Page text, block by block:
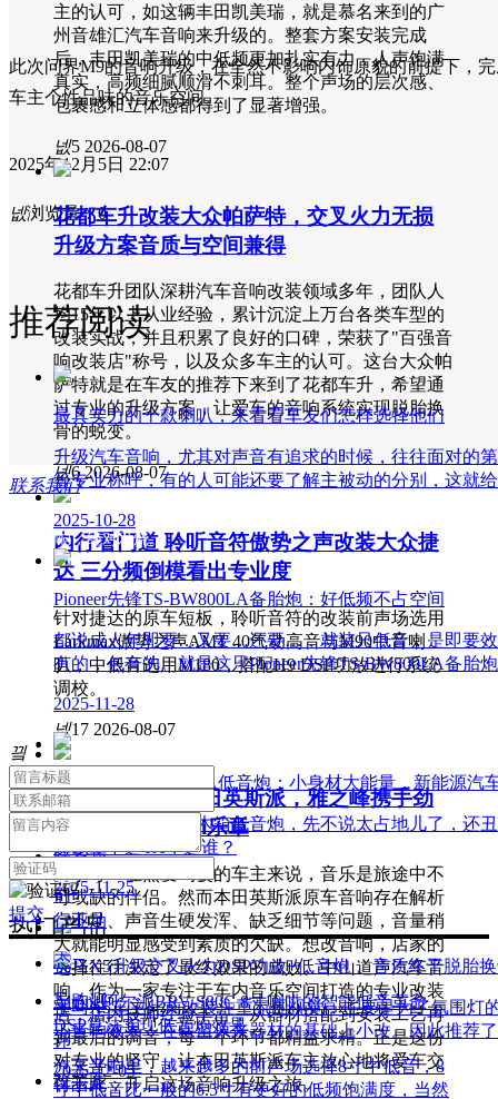
此次问界M9的音响升级，在全然不影响内饰原貌的前提下，
车主个性品味的音乐空间。
2025年12月5日 22:07
넶浏览量：0
主的认可，如这辆丰田凯美瑞，就是慕名来到的广
州音雄汇汽车音响来升级的。整套方案安装完成
后，丰田凯美瑞的中低频更加扎实有力，人声饱满
真实，高频细腻顺滑不刺耳。整个声场的层次感、
包裹感和立体感都得到了显著增强。
넶5 2026-08-07
花都车升改装大众帕萨特，交叉火力无损
升级方案音质与空间兼得
花都车升团队深耕汽车音响改装领域多年，团队人
均15年以上从业经验，累计沉淀上万台各类车型的
改装实战，并且积累了良好的口碑，荣获了"百强音
响改装店"称号，以及众多车主的认可。这台大众帕
萨特就是在车友的推荐下来到了花都车升，希望通
过专业的升级方案，让爱车的音响系统实现脱胎换
骨的蜕变。
넶6 2026-08-07
内行看门道 聆听音符傲势之声改装大众捷
达 三分频倒模看出专业度
针对捷达的原车短板，聆听音符的改装前声场选用
Larkmax傲势之声AMT 40气动高音与M90中音喇
叭，中低音选用M180，搭配H9 DSP功放进行系统
调校。
넶17 2026-08-07
中山道声改装本田英斯派，雅之峰携手劲
浪奏响移动Hi-Fi乐章
对于每一位热爱驾驶的车主来说，音乐是旅途中不
可或缺的伴侣。然而本田英斯派原车音响存在解析
力不足、声音生硬发浑、缺乏细节等问题，音量稍
大就能明显感受到素质的欠缺。想改音响，店家的
选择往往决定了最终效果的成败。中山道声汽车音
响，作为一家专注于车内音乐空间打造的专业改装
店，店内技师经验丰富，从器材搭配到安装工艺再
到最后的调音，每一个环节都精益求精。正是这份
对专业的坚守，让本田英斯派车主放心地将爱车交
付于此，开启这场音响升级之旅。
推荐阅读
最具实力的十款喇叭，来看看车友们怎样选择他们
升级汽车音响，尤其对声音有追求的时候，往往面对的
等专业称呼，有的人可能还要了解主被动的分别，这就
2025-10-28
Pioneer先锋TS-BW800LA备胎炮：好低频不占空间
都说成人年即要…又要…还要…，就装只低音，是即要
有的，包有的。就是这只Pioneer先锋TS-BW800LA备胎
2025-11-28
Addictive尖锋PS200A低音炮：小身材大能量，新能源汽
说实在的，传统的木箱低音炮，先不说太占地儿了，还
所以，不选TA，选谁？
2025-11-25
宝马X5升级交叉火力DSP功放+低音炮， 音质终于脱胎
宝马X5车主此前改装注重氛围视觉，主要是为了氛围灯
下音响效果，在保留原来器材的基础上小改。因此推荐
2025-12-05
热门产品
Alpine阿尔派BRV-S80C 8寸喇叭的智能低音革命，
DSP算法实现低音炮效果
汽车音响里，越来越多的前声场选择8寸中低音，8
寸中低音比一般的6.5寸有更好的低频饱满度，当然
联系我们
汽车音响，绝对发烧。
关于
关于我
们
联系我
们
快速导航
行业动
态
导购测
评
改装案
끸
提交